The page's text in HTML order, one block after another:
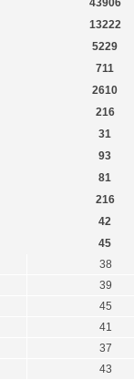
43906
13222
5229
711
2610
216
31
93
81
216
42
45
38
39
45
41
37
43